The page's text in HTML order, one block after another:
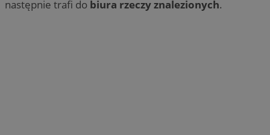
następnie trafi do biura rzeczy znalezionych.